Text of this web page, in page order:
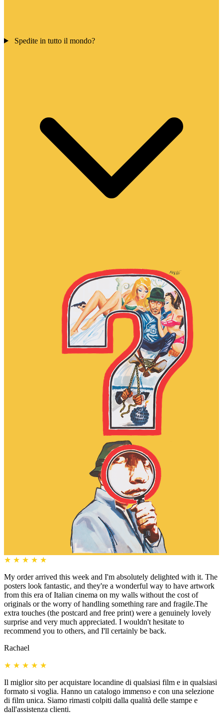
Spedite in tutto il mondo?
★ ★ ★ ★ ★
My order arrived this week and I'm absolutely delighted with it. The
posters look fantastic, and they're a wonderful way to have artwork
from this era of Italian cinema on my walls without the cost of
originals or the worry of handling something rare and fragile.The
extra touches (the postcard and free print) were a genuinely lovely
surprise and very much appreciated. I wouldn't hesitate to
recommend you to others, and I'll certainly be back.
Rachael
★ ★ ★ ★ ★
Il miglior sito per acquistare locandine di qualsiasi film e in qualsiasi
formato si voglia. Hanno un catalogo immenso e con una selezione
di film unica. Siamo rimasti colpiti dalla qualità delle stampe e
dall'assistenza clienti.